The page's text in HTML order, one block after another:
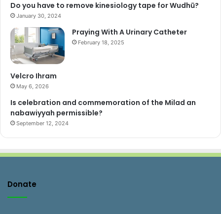
Do you have to remove kinesiology tape for Wudhū?
January 30, 2024
Praying With A Urinary Catheter
February 18, 2025
Velcro Ihram
May 6, 2026
Is celebration and commemoration of the Milad an
nabawiyyah permissible?
September 12, 2024
Donate